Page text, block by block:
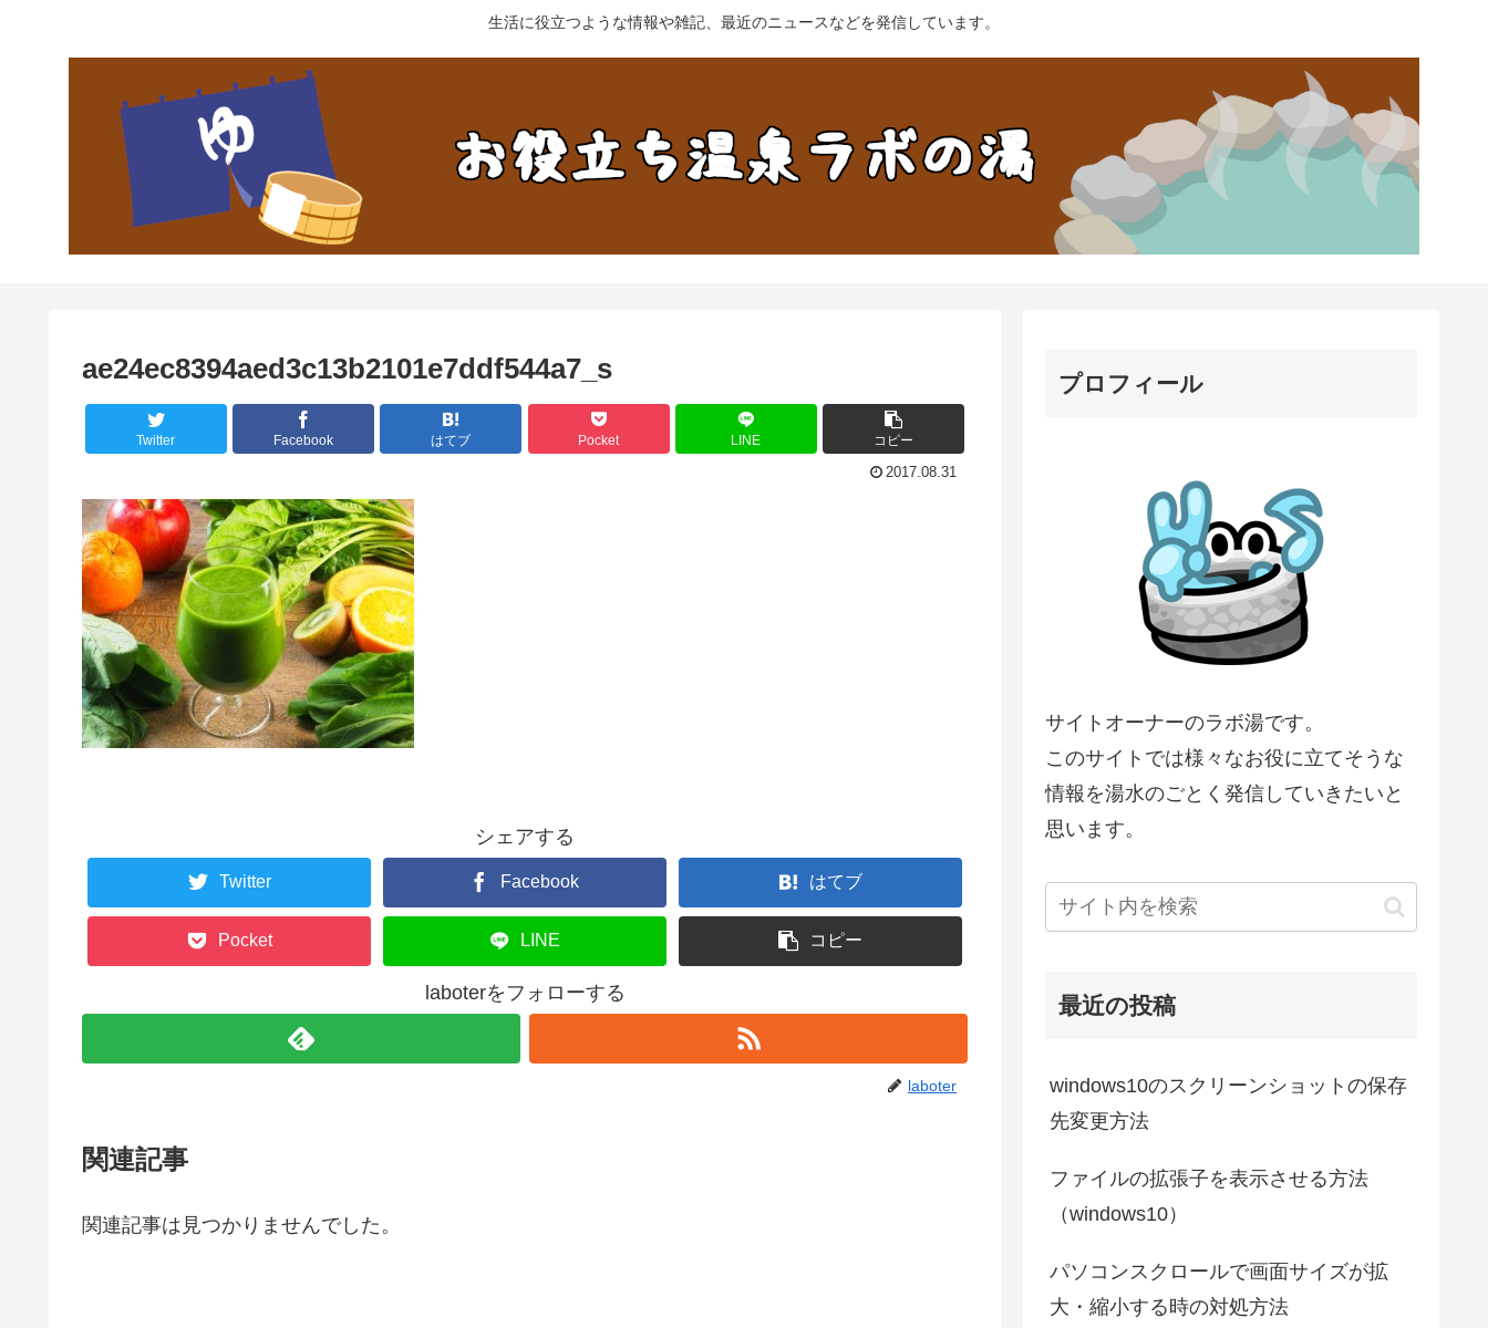
生活に役立つような情報や雑記、最近のニュースなどを発信しています。
ae24ec8394aed3c13b2101e7ddf544a7_s
Twitter Facebook はてブ Pocket LINE コピー
2017.08.31
シェアする
Twitter Facebook はてブ
Pocket LINE コピー
laboterをフォローする
laboter
関連記事
関連記事は見つかりませんでした。
プロフィール
サイトオーナーのラボ湯です。
このサイトでは様々なお役に立てそうな
情報を湯水のごとく発信していきたいと
思います。
最近の投稿
windows10のスクリーンショットの保存
先変更方法
ファイルの拡張子を表示させる方法
（windows10）
パソコンスクロールで画面サイズが拡
大・縮小する時の対処方法